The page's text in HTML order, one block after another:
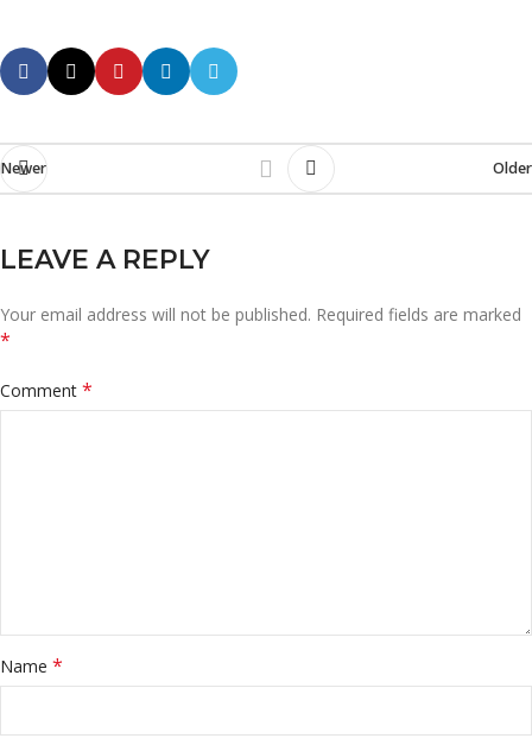
Newer Older
LEAVE A REPLY
Your email address will not be published. Required fields are marked
*
Comment *
Name *